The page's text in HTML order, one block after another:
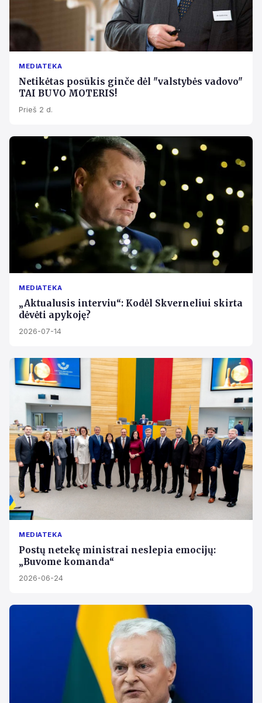
MEDIATEKA
Netikėtas posūkis ginče dėl "valstybės vadovo"
TAI BUVO MOTERIS!
Prieš 2 d.
MEDIATEKA
„Aktualusis interviu“: Kodėl Skverneliui skirta
dėvėti apykoję?
2026-07-14
MEDIATEKA
Postų netekę ministrai neslepia emocijų:
„Buvome komanda“
2026-06-24